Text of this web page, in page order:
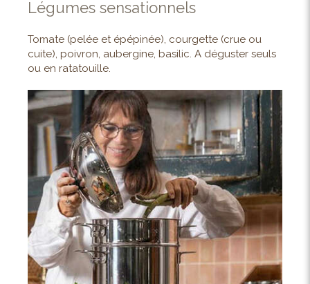
Légumes sensationnels
Tomate (pelée et épépinée), courgette (crue ou
cuite), poivron, aubergine, basilic. A déguster seuls
ou en ratatouille.